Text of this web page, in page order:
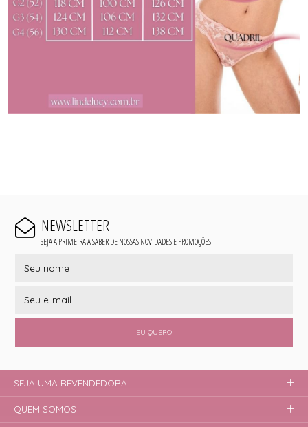
NEWSLETTER
SEJA A PRIMEIRA A SABER DE NOSSAS NOVIDADES E PROMOÇÕES!
EU QUERO
SEJA UMA REVENDEDORA
QUEM SOMOS